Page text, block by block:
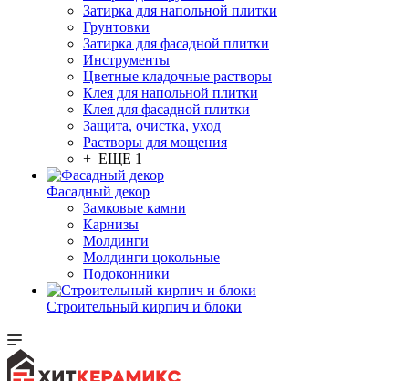
Затирка для напольной плитки
Грунтовки
Затирка для фасадной плитки
Инструменты
Цветные кладочные растворы
Клея для напольной плитки
Клея для фасадной плитки
Защита, очистка, уход
Растворы для мощения
+ ЕЩЕ 1
Фасадный декор
Замковые камни
Карнизы
Молдинги
Молдинги цокольные
Подоконники
Строительный кирпич и блоки